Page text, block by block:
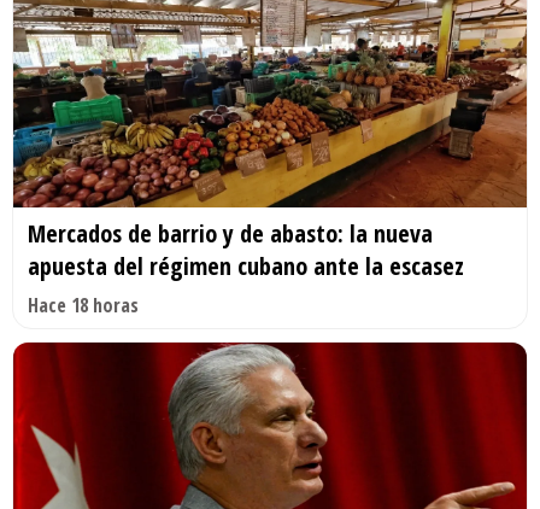
Mercados de barrio y de abasto: la nueva
apuesta del régimen cubano ante la escasez
Hace 18 horas